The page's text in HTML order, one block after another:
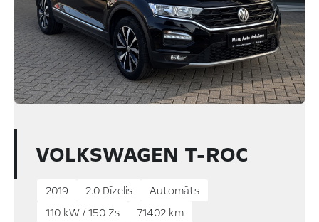
VOLKSWAGEN T-ROC
2019 2.0 Dīzelis
Automāts
110 kW / 150 Zs
71402 km